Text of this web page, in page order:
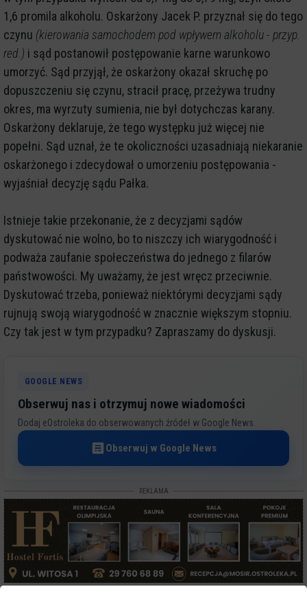
1,6 promila alkoholu. Oskarżony Jacek P. przyznał się do tego
czynu (kierowania samochodem pod wpływem alkoholu - przyp.
red.) i sąd postanowił postępowanie karne warunkowo
umorzyć. Sąd przyjął, że oskarżony okazał skruchę po
dopuszczeniu się czynu, stracił pracę, przeżywa trudny
okres, ma wyrzuty sumienia, nie był dotychczas karany.
Oskarżony deklaruje, że tego występku już więcej nie
popełni. Sąd uznał, że te okoliczności uzasadniają niekaranie
oskarżonego i zdecydował o umorzeniu postępowania -
wyjaśniał decyzję sądu Pałka.
Istnieje takie przekonanie, że z decyzjami sądów
dyskutować nie wolno, bo to niszczy ich wiarygodność i
podważa zaufanie społeczeństwa do jednego z filarów
państwowości. My uważamy, że jest wręcz przeciwnie.
Dyskutować trzeba, ponieważ niektórymi decyzjami sądy
rujnują swoją wiarygodność w znacznie większym stopniu.
Czy tak jest w tym przypadku? Zapraszamy do dyskusji.
GOOGLE NEWS
Obserwuj nas i otrzymuj nowe wiadomości
Dodaj eOstroleka do obserwowanych źródeł w Google News.
Obserwuj w Google News
REKLAMA